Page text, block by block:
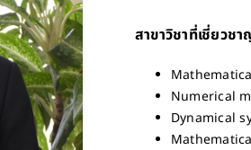
สาขาวิชาที่เชี่ยวช
Numerical
Dynamical